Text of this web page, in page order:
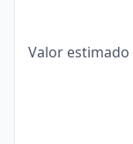
Valor estimado